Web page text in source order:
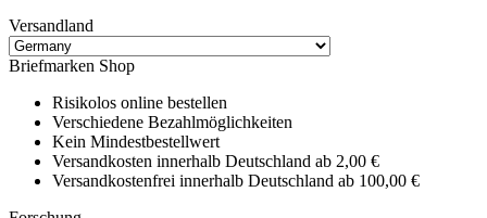
Versandland
Briefmarken Shop
Risikolos online bestellen
Verschiedene Bezahlmöglichkeiten
Kein Mindestbestellwert
Versandkosten innerhalb Deutschland ab 2,00 €
Versandkostenfrei innerhalb Deutschland ab 100,00 €